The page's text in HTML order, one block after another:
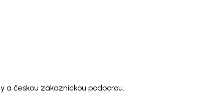
a českou zákaznickou podporou.